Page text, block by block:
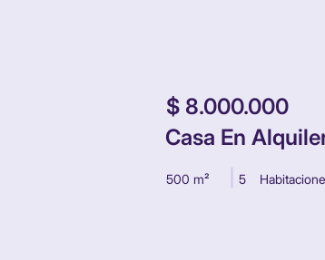
$ 8.000.000
Casa En
500 m² 5